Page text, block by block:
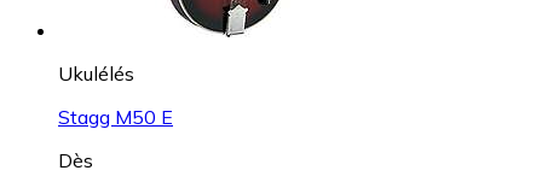
Ukulélés
Stagg M50 E
Dès